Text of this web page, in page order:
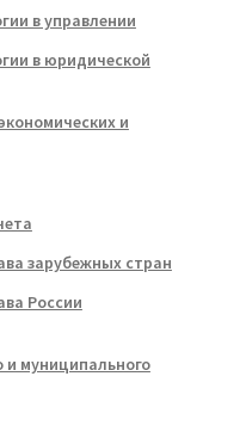
в управлении
в юридической
и
зарубежных стран
России
и муниципального